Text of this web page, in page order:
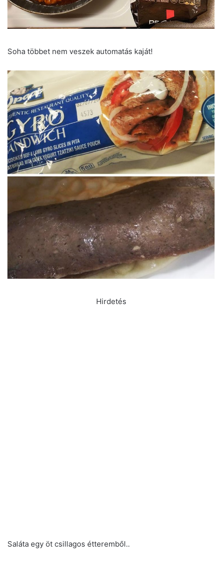
Soha többet nem veszek automatás kaját!
Hirdetés
Saláta egy öt csillagos étteremből..